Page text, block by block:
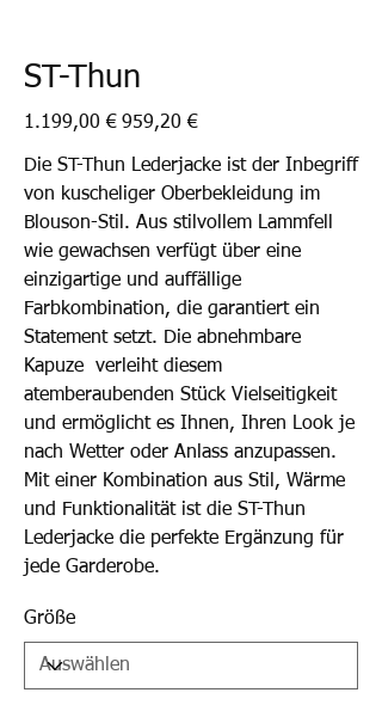
ST-Thun
Ursprünglicher
Preis
1.199,00 € Angebotspreis
959,20 €
Die ST-Thun Lederjacke ist der Inbegriff
von kuscheliger Oberbekleidung im
Blouson-Stil. Aus stilvollem Lammfell
wie gewachsen verfügt über eine
einzigartige und auffällige
Farbkombination, die garantiert ein
Statement setzt. Die abnehmbare
Kapuze verleiht diesem
atemberaubenden Stück Vielseitigkeit
und ermöglicht es Ihnen, Ihren Look je
nach Wetter oder Anlass anzupassen.
Mit einer Kombination aus Stil, Wärme
und Funktionalität ist die ST-Thun
Lederjacke die perfekte Ergänzung für
jede Garderobe.
Größe